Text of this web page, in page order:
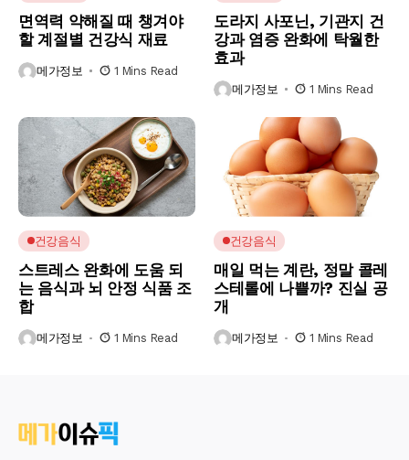
면역력 약해질 때 챙겨야
할 계절별 건강식 재료
메가정보 1 Mins Read
도라지 사포닌, 기관지 건
강과 염증 완화에 탁월한
효과
메가정보 1 Mins Read
건강음식
스트레스 완화에 도움 되
는 음식과 뇌 안정 식품 조
합
메가정보 1 Mins Read
건강음식
매일 먹는 계란, 정말 콜레
스테롤에 나쁠까? 진실 공
개
메가정보 1 Mins Read